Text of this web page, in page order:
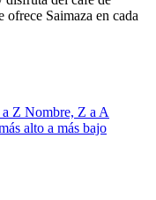
Saimaza en cada
Z Nombre, Z a A
alto a más bajo